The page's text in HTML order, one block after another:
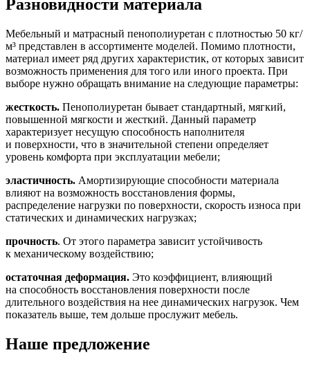
Разновидности материала
Мебельный и матрасный пенополиуретан с плотностью 50 кг/
м³ представлен в ассортименте моделей. Помимо плотности,
материал имеет ряд других характеристик, от которых зависит
возможность применения для того или иного проекта. При
выборе нужно обращать внимание на следующие параметры:
жесткость. Пенополиуретан бывает стандартный, мягкий,
повышенной мягкости и жесткий. Данный параметр
характеризует несущую способность наполнителя
и поверхности, что в значительной степени определяет
уровень комфорта при эксплуатации мебели;
эластичность. Амортизирующие способности материала
влияют на возможность восстановления формы,
распределение нагрузки по поверхности, скорость износа при
статических и динамических нагрузках;
прочность. От этого параметра зависит устойчивость
к механическому воздействию;
остаточная деформация. Это коэффициент, влияющий
на способность восстановления поверхности после
длительного воздействия на нее динамических нагрузок. Чем
показатель выше, тем дольше прослужит мебель.
Наше предложение